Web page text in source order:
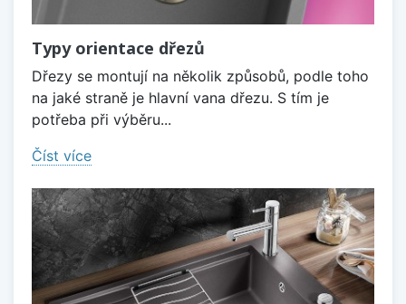
Typy orientace dřezů
Dřezy se montují na několik způsobů, podle toho
na jaké straně je hlavní vana dřezu. S tím je
potřeba při výběru...
Číst více